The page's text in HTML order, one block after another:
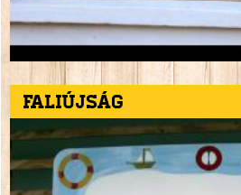
Faliújság